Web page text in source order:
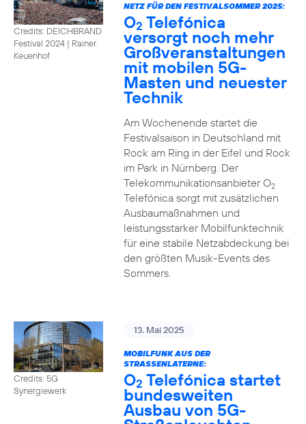
Credits: DEICHBRAND
Festival 2024 | Rainer
Keuenhof
NETZ FÜR DEN FESTIVALSOMMER 2025:
O2 Telefónica
versorgt noch mehr
Großveranstaltungen
mit mobilen 5G-
Masten und neuester
Technik
Am Wochenende startet die
Festivalsaison in Deutschland mit
Rock am Ring in der Eifel und Rock
im Park in Nürnberg. Der
Telekommunikationsanbieter O2
Telefónica sorgt mit zusätzlichen
Ausbaumaßnahmen und
leistungsstarker Mobilfunktechnik
für eine stabile Netzabdeckung bei
den größten Musik-Events des
Sommers.
Credits: 5G
Synergiewerk
13. Mai 2025
MOBILFUNK AUS DER
STRASSENLATERNE:
O2 Telefónica startet
bundesweiten
Ausbau von 5G-